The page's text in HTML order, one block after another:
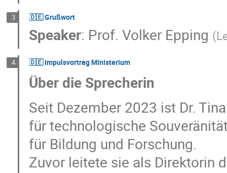
3 🇩🇪 Grußwort
Speaker: Prof. Volker Epping (
4 🇩🇪 Impulsvortrag Ministerium
Über die Sprecherin
Seit Dezember 2023 ist Dr.
für technologische
für Bildung und Forschung.
Zuvor leitete sie als Direktorin